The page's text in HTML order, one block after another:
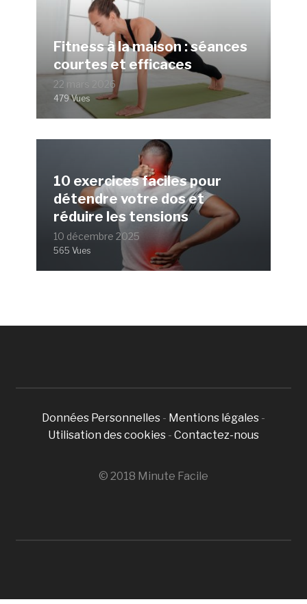
Fitness à la maison : séances
courtes et efficaces
22 mars 2026
479 Vues
10 exercices faciles pour
détendre votre dos et
réduire les tensions
10 décembre 2025
565 Vues
Données Personnelles - Mentions légales -
Utilisation des cookies - Contactez-nous
© 2018 Minute Facile